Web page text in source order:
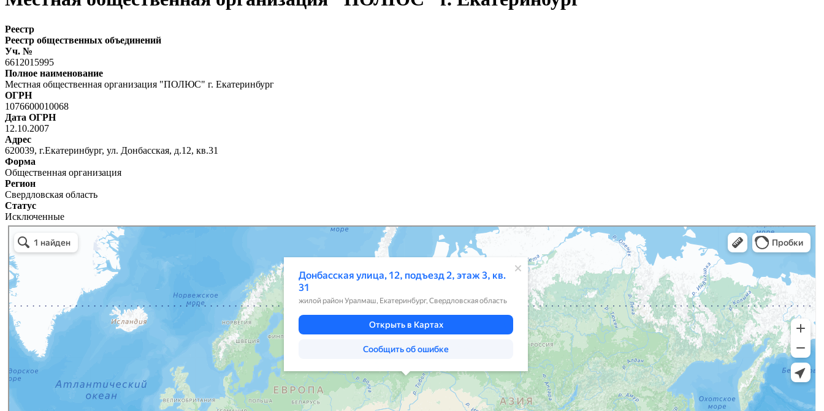
Реестр
Реестр общественных объединений
Уч. №
6612015995
Полное наименование
Местная общественная организация "ПОЛЮС" г. Екатеринбург
ОГРН
1076600010068
Дата ОГРН
12.10.2007
Адрес
620039, г.Екатеринбург, ул. Донбасская, д.12, кв.31
Форма
Общественная организация
Регион
Свердловская область
Статус
Исключенные